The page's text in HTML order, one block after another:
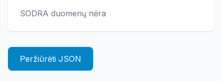
SODRA duomenų nėra
Peržiūrėti JSON